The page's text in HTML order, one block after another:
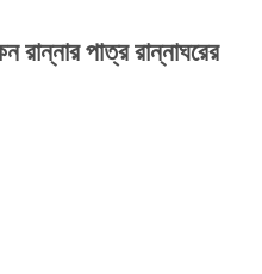
রান্নার পাত্র রান্নাঘরের